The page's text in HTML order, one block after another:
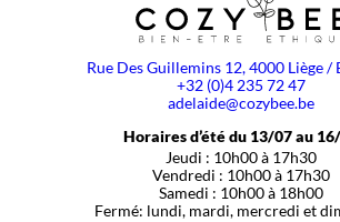
Rue Des Guillemins 12, 4000 Liège /
+32 (0)4 235 72 47
adelaide@cozybee.be
Horaires d’été du 13/07 au
Jeudi : 10h00 à 17h30
Vendredi : 10h00 à 17h30
Samedi : 10h00 à 18h00
Fermé: lundi, mardi, mercredi et